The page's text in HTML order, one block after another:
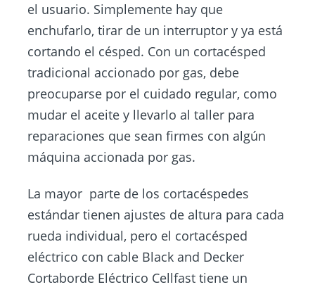
el usuario. Simplemente hay que
enchufarlo, tirar de un interruptor y ya está
cortando el césped. Con un cortacésped
tradicional accionado por gas, debe
preocuparse por el cuidado regular, como
mudar el aceite y llevarlo al taller para
reparaciones que sean firmes con algún
máquina accionada por gas.
La mayor parte de los cortacéspedes
estándar tienen ajustes de altura para cada
rueda individual, pero el cortacésped
eléctrico con cable Black and Decker
Cortaborde Eléctrico Cellfast tiene un